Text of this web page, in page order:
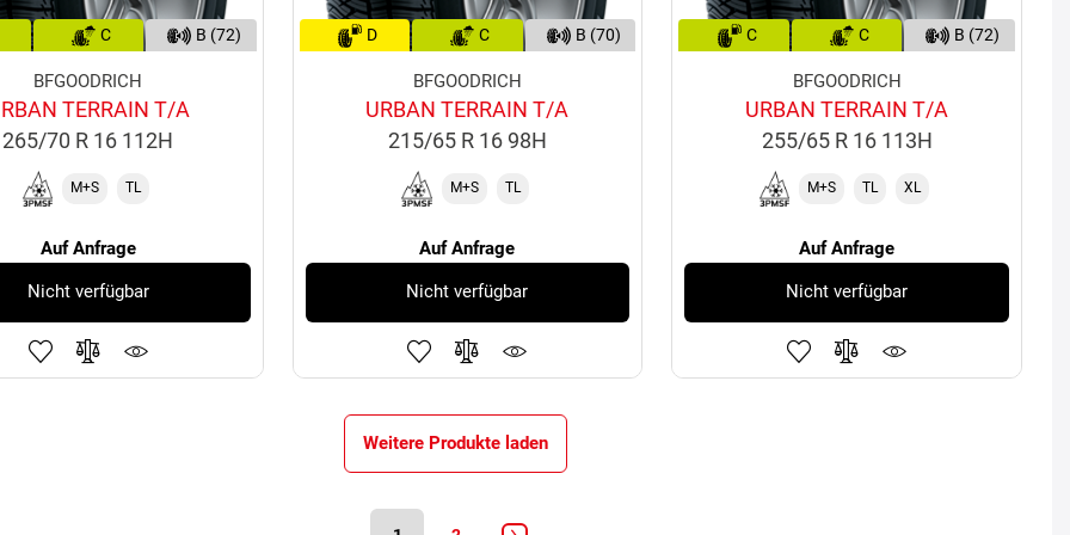
C B (72)
BFGOODRICH
TERRAIN T/A
265/70 R 16 112H
M+S TL
Auf Anfrage
Nicht verfügbar
D C B (70)
BFGOODRICH
URBAN TERRAIN T/A
215/65 R 16 98H
M+S TL
Auf Anfrage
Nicht verfügbar
C C B (72)
BFGOODRICH
URBAN TERRAIN T/A
255/65 R 16 113H
M+S TL XL
Auf Anfrage
Nicht verfügbar
Weitere Produkte laden